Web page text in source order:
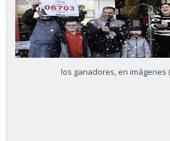
los ganadores, en imágenes